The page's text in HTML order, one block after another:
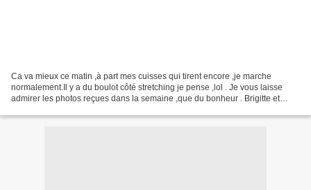
Ca va mieux ce matin ,à part mes cuisses qui tirent encore ,je marche
normalement.Il y a du boulot côté stretching je pense ,lol . Je vous laisse
admirer les photos reçues dans la semaine ,que du bonheur . Brigitte et